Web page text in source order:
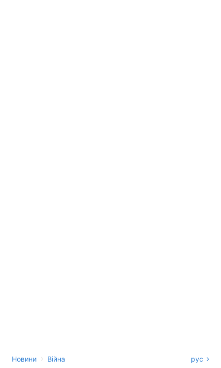
Новини › Війна рус